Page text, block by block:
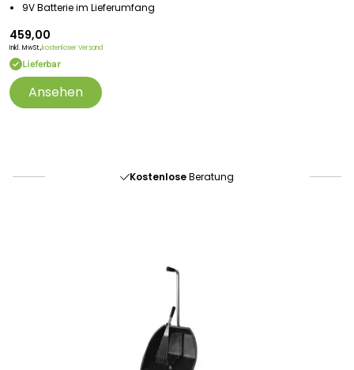
9V Batterie im Lieferumfang
459,00
Inkl. MwSt.,kostenloser Versand
Lieferbar
AnsehenPortofrei
KostenloseBeratung